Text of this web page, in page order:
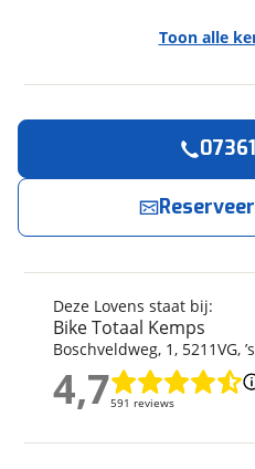
Toon alle
Model
Soort fiets
Frametype
Framehoogte
Wielmaat
Deze Lovens staat bij:
Bike Totaal Kemps
Boschveldweg, 1, 5211VG,
4,7591 reviews
4,7
nu!
Bike Totaal Kemps
Jouw
Naam
E-mailadres